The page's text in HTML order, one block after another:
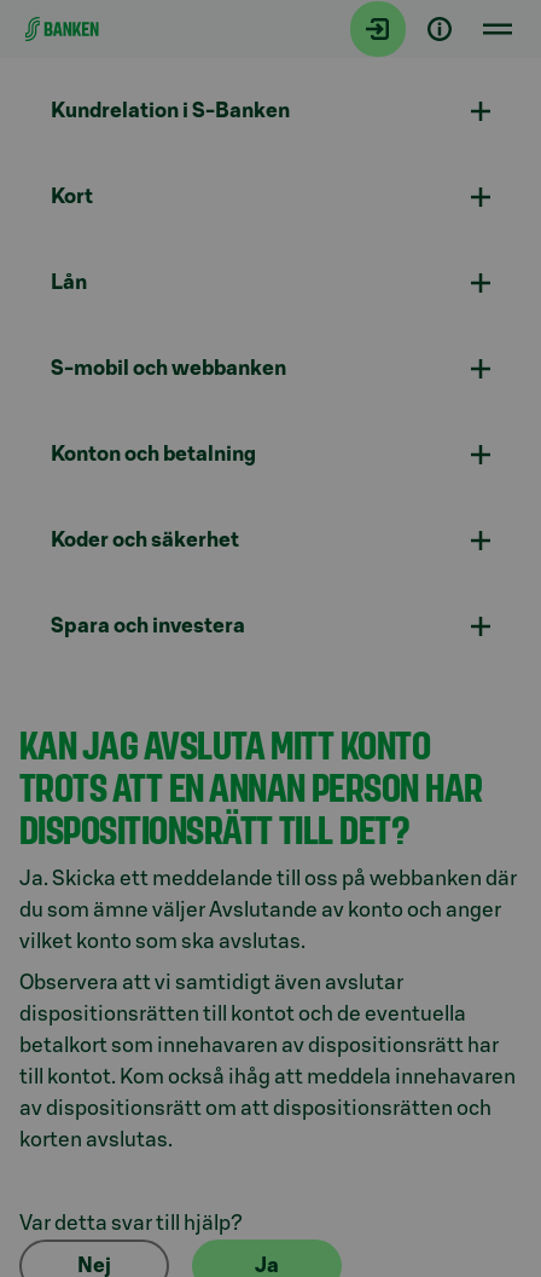
Gå direkt till innehållet
Kundrelation i S-Banken
Kort
Lån
S-mobil och webbanken
Konton och betalning
Koder och säkerhet
Spara och investera
KAN JAG AVSLUTA MITT KONTO
TROTS ATT EN ANNAN PERSON HAR
DISPOSITIONSRÄTT TILL DET?
Ja. Skicka ett meddelande till oss på webbanken där
du som ämne väljer Avslutande av konto och anger
vilket konto som ska avslutas.
Observera att vi samtidigt även avslutar
dispositionsrätten till kontot och de eventuella
betalkort som innehavaren av dispositionsrätt har
till kontot. Kom också ihåg att meddela innehavaren
av dispositionsrätt om att dispositionsrätten och
korten avslutas.
Var detta svar till hjälp?
Nej Ja